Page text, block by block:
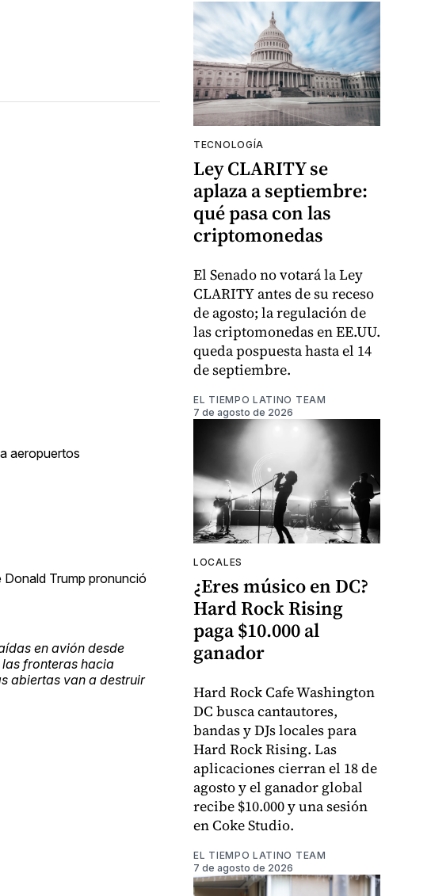
aeropuertos
Trump pronunció
en avión desde
fronteras hacia
abiertas van a destruir
TECNOLOGÍA
Ley CLARITY se
aplaza a septiembre:
qué pasa con las
criptomonedas
El Senado no votará la Ley
CLARITY antes de su receso
de agosto; la regulación de
las criptomonedas en EE.UU.
queda pospuesta hasta el 14
de septiembre.
EL TIEMPO LATINO TEAM
7 de agosto de 2026
LOCALES
¿Eres músico en DC?
Hard Rock Rising
paga $10.000 al
ganador
Hard Rock Cafe Washington
DC busca cantautores,
bandas y DJs locales para
Hard Rock Rising. Las
aplicaciones cierran el 18 de
agosto y el ganador global
recibe $10.000 y una sesión
en Coke Studio.
EL TIEMPO LATINO TEAM
7 de agosto de 2026